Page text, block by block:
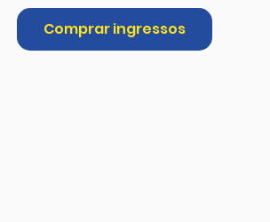
Comprar ingressos